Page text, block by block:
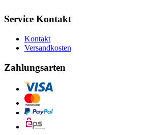
Service Kontakt
Kontakt
Versandkosten
Zahlungsarten